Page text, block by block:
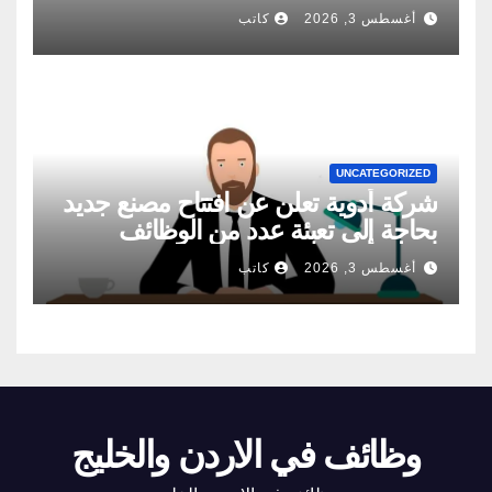
أغسطس 3, 2026 كاتب
UNCATEGORIZED
شركة أدوية تعلن عن افتتاح مصنع جديد
بحاجة إلى تعبئة عدد من الوظائف
الادارية
أغسطس 3, 2026 كاتب
وظائف في الاردن والخليج